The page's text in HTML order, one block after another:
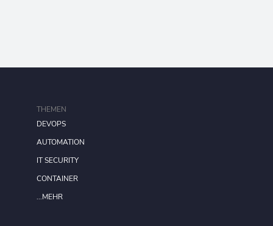
THEMEN
DEVOPS
AUTOMATION
IT SECURITY
CONTAINER
...MEHR